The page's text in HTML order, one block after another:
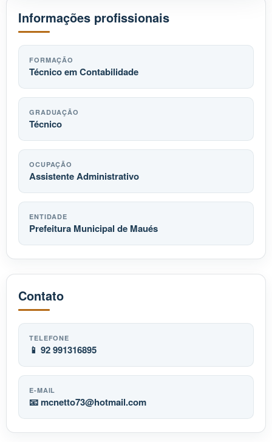
Informações profissionais
FORMAÇÃO
Técnico em Contabilidade
GRADUAÇÃO
Técnico
OCUPAÇÃO
Assistente Administrativo
ENTIDADE
Prefeitura Municipal de Maués
Contato
TELEFONE
📱 92 991316895
E-MAIL
📧 mcnetto73 hotmail.com